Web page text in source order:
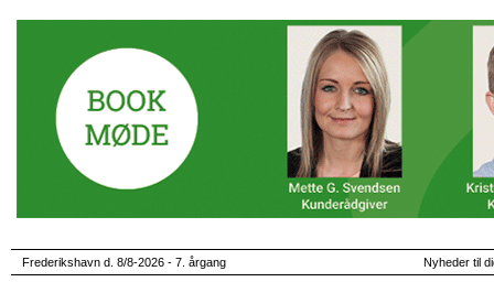
Frederikshavn d. 8/8-2026 - 7. årgang Nyheder til